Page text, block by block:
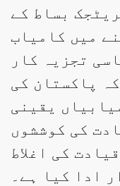
بساط کے
میں کامیاب
تجزیہ کار
پاکستان کی
یقینی
کی کوششوں
کی اغلاط
ادا کیا ہے۔